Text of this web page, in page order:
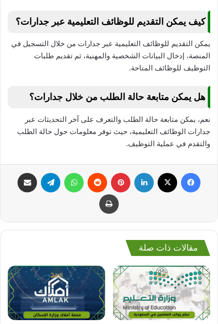
كيف يمكن التقديم للوظائف التعليمية عبر جدارات؟
يمكن التقديم للوظائف التعليمية عبر جدارات من خلال التسجيل في
المنصة، إدخال البيانات الشخصية والمهنية، ثم تقديم طلبات
التوظيف للوظائف المتاحة.
هل يمكن متابعة حالة الطلب من خلال جدارات؟
نعم، يمكن متابعة حالة الطلب والتعرف على آخر التحديثات عبر
جدارات الوظائف التعليمية، حيث توفر معلومات حول حالة الطلب
والتقدم في عملية التوظيف.
فيسبوك لينكدإن بينتيريست واتساب تيلقرام
طباعة
مقالات ذات صلة